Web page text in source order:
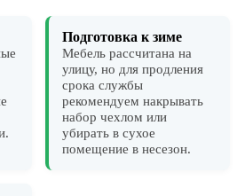
Подготовка к зиме
Мебель рассчитана на
улицу, но для продления
срока службы
рекомендуем накрывать
набор чехлом или
убирать в сухое
помещение в несезон.